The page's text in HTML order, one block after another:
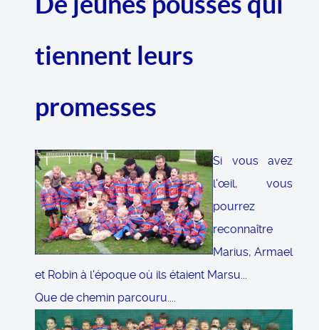
tiennent leurs
promesses
Si vous avez
l'œil, vous
pourrez
reconnaître
Marius, Armael
et Robin à l'époque où ils étaient Marsu...
Que de chemin parcouru....